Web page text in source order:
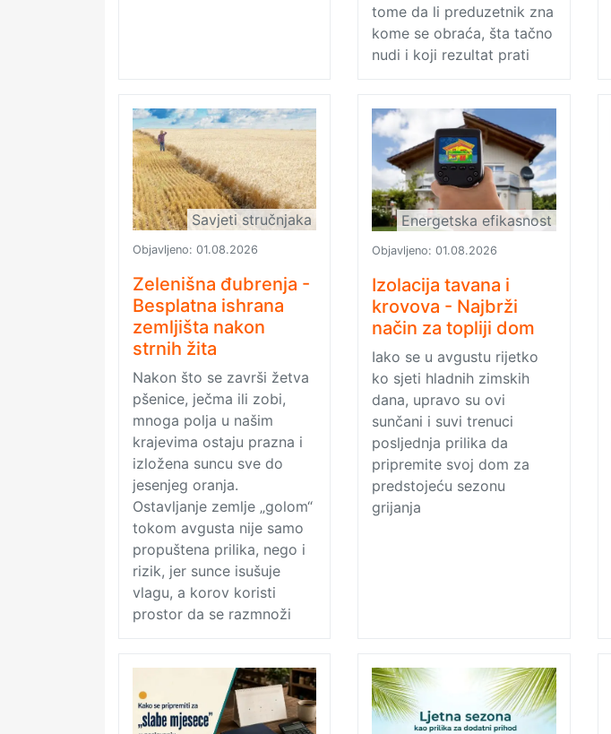
tome da li preduzetnik zna
kome se obraća, šta tačno
nudi i koji rezultat prati
Savjeti stručnjaka
Objavljeno: 01.08.2026
Zelenišna đubrenja -
Besplatna ishrana
zemljišta nakon
strnih žita
Nakon što se završi žetva
pšenice, ječma ili zobi,
mnoga polja u našim
krajevima ostaju prazna i
izložena suncu sve do
jesenjeg oranja.
Ostavljanje zemlje „golom“
tokom avgusta nije samo
propuštena prilika, nego i
rizik, jer sunce isušuje
vlagu, a korov koristi
prostor da se razmnoži
Energetska efikasnost
Objavljeno:01.08.2026
Izolacija tavana i
krovova - Najbrži
način za topliji dom
Iako se u avgustu rijetko
ko sjeti hladnih zimskih
dana, upravo su ovi
sunčani i suvi trenuci
posljednja prilika da
pripremite svoj dom za
predstojeću sezonu
grijanja